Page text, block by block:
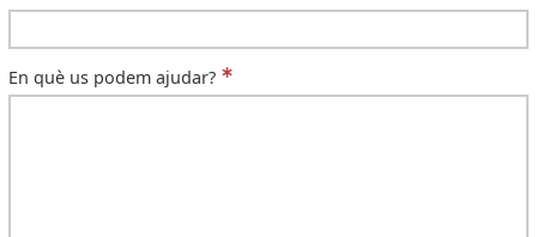
En què us podem ajudar?